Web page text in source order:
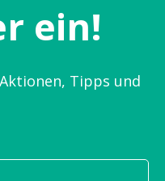
ein!
Tipps und